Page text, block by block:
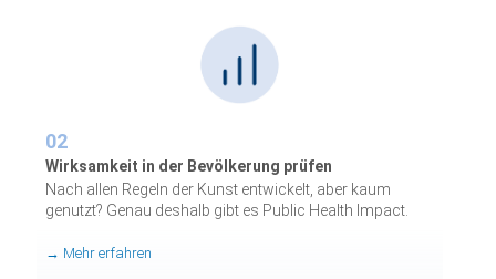
02
Wirksamkeit in der Bevölkerung prüfen
Nach allen Regeln der Kunst entwickelt, aber kaum
genutzt? Genau deshalb gibt es Public Health Impact.
→ Mehr erfahren